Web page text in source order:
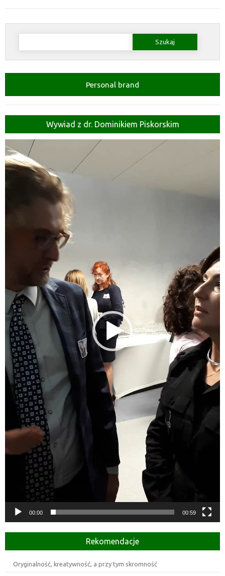
Szukaj:
Personal brand
Wywiad z dr. Dominikiem Piskorskim
Odtwarzacz
video
00:00 00:59
Rekomendacje
Oryginalność, kreatywność, a przy tym skromność